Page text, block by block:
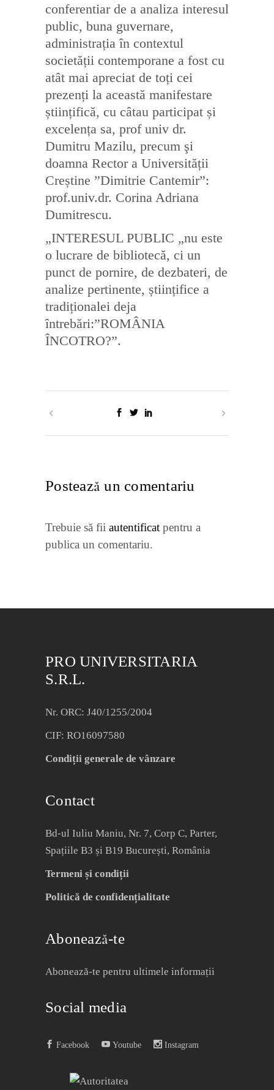
conferentiar de a analiza interesul
public, buna guvernare,
administrația în contextul
societății contemporane a fost cu
atât mai apreciat de toți cei
prezenți la această manifestare
științifică, cu câtau participat și
excelența sa, prof univ dr.
Dumitru Mazilu, precum şi
doamna Rector a Universității
Creștine ”Dimitrie Cantemir”:
prof.univ.dr. Corina Adriana
Dumitrescu.
„INTERESUL PUBLIC „nu este
o lucrare de bibliotecă, ci un
punct de pornire, de dezbateri, de
analize pertinente, științifice a
tradiționalei deja
întrebări:”ROMÂNIA
ÎNCOTRO?”.
Postează un comentariu
Trebuie să fii autentificat pentru a
publica un comentariu.
PRO UNIVERSITARIA
S.R.L.
Nr. ORC: J40/1255/2004
CIF: RO16097580
Condiții generale de vânzare
Contact
Bd-ul Iuliu Maniu, Nr. 7, Corp C, Parter,
Spațiile B3 și B19 București, România
Termeni și condiții
Politică de confidențialitate
Abonează-te
Abonează-te pentru ultimele informații
Social media
Facebook Youtube Instagram